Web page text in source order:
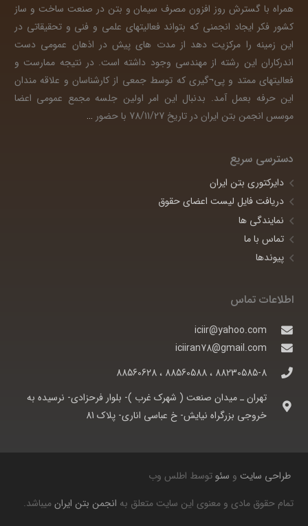
همراه با گسترش روز افزون مصرف سیمان و بتن در صنعت ساخت و ساز
کشور فکر ایجاد انجمنی که بتواند فعالیتهای علمی و فنی و تحقیقاتی در
این زمینه را مرکزیت دهد از مدت های پیش در اذهان عمومی دست
اندرکاران این رشته از مهندسی وجود داشته است. در نتیجه ممارست و
فعالیتهای ممتد و پی¬گیری که توسط جمعی از کارشناسان و علاقه مندان
این حرفه بعمل آمد. بدنبال این امر اولین جلسه مجمع عمومی اعضا
موسس انجمن بتن ایران در تاریخ 78/11/27 با حضور
…
دسترسی سریع
دایرکتوری بتن ایران
دریافت فایل لیست اعضای حقوق
نمایندگی ها
تماس با ما
پیوندها
اطلاعات تماس
iciir@yahoo.com
iciiran78@gmail.com
88230585-8 ، 88560588 ، 88560628
تهران ـ ميدان صنعت ( شهرک غرب )- بلوار فرحزادی- نرسيده به
خروجی بزرگراه نيايش- خ عباسی اناری- پلاک 81
طراحی سایت و سئوتوسط اطلس وب
تمام حقوق مادی و معنوی این سایت متعلق به انجمن بتن ایرانمیباشد.